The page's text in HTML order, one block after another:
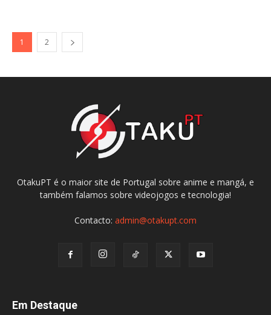
1 2
OtakuPT é o maior site de Portugal sobre anime e mangá, e
também falamos sobre videojogos e tecnologia!
Contacto: admin@otakupt.com
Em Destaque